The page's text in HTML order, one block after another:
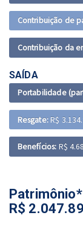
Contribuição de
Contribuição da
SAÍDA
Portabilidade
Resgate:R$
Benefícios: R$
R$